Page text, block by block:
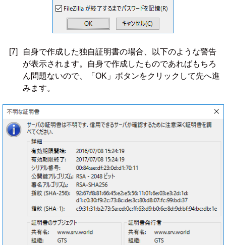
[7]
自身で作成した独自証明書の場合、以下のような警告
が表示されます。自身で作成したものであればもちろ
ん問題ないので、「OK」ボタンをクリックして先へ進
みます。